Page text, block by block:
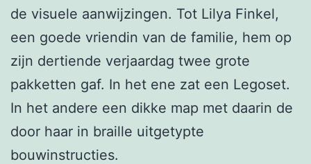
de visuele aanwijzingen. Tot Lilya Finkel,
een goede vriendin van de familie, hem op
zijn dertiende verjaardag twee grote
pakketten gaf. In het ene zat een Legoset.
In het andere een dikke map met daarin de
door haar in braille uitgetypte
bouwinstructies.